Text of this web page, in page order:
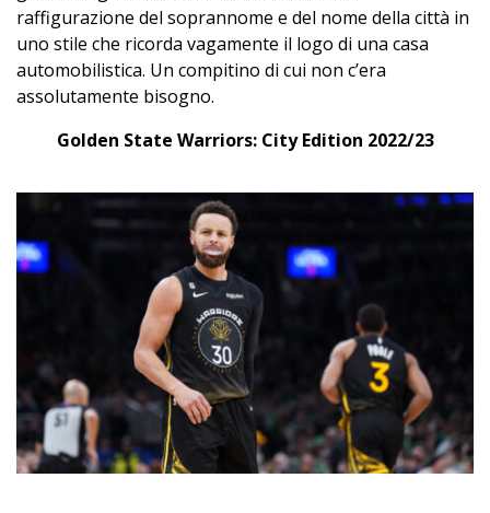
raffigurazione del soprannome e del nome della città in
uno stile che ricorda vagamente il logo di una casa
automobilistica. Un compitino di cui non c’era
assolutamente bisogno.
Golden State Warriors: City Edition 2022/23